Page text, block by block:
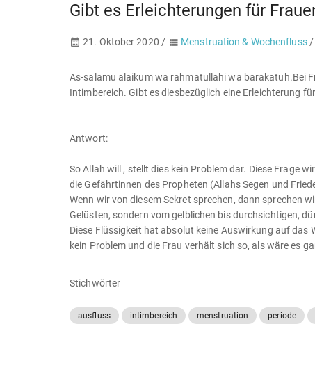
Gibt es Erleichterungen für
21. Oktober 2020 / Menstruation & Wochenfluss /
As-salamu alaikum wa rahmatullahi wa barakatuh.Bei
Intimbereich. Gibt es diesbezüglich eine Erleichterung
Antwort:
So Allah will , stellt dies kein Problem dar. Diese Frage
die Gefährtinnen des Propheten (Allahs Segen und
Wenn wir von diesem Sekret sprechen, dann sprechen
Gelüsten, sondern vom gelblichen bis durchsichtigen,
Diese Flüssigkeit hat absolut keine Auswirkung auf das
kein Problem und die Frau verhält sich so, als wäre es
Stichwörter
ausfluss intimbereich menstruation periode